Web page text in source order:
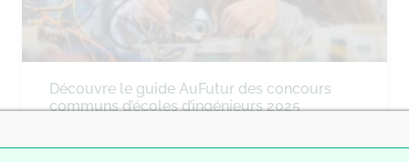
Découvre le guide AuFutur des concours
communs d’écoles d’ingénieurs 2025